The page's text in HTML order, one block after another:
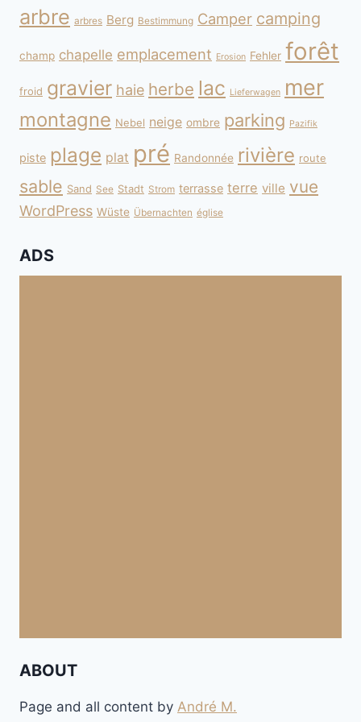
arbre arbres Berg Bestimmung Camper camping
champ chapelle emplacement Erosion Fehler forêt
froid gravier haie herbe lac Lieferwagen mer
montagne Nebel neige ombre parking Pazifik
piste plage plat pré Randonnée rivière route
sable Sand See Stadt Strom terrasse terre ville vue
WordPress Wüste Übernachten église
ADS
ABOUT
Page and all content by André M.